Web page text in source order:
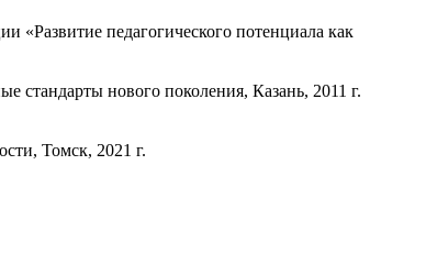
«Развитие педагогического потенциала как
стандарты нового поколения, Казань, 2011 г.
Томск, 2021 г.